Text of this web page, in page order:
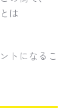
は
トになるこ